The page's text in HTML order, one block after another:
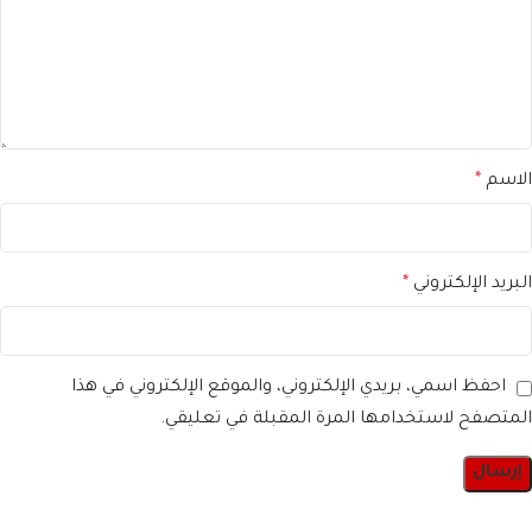
الاسم *
البريد الإلكتروني *
احفظ اسمي، بريدي الإلكتروني، والموقع الإلكتروني في هذا
المتصفح لاستخدامها المرة المقبلة في تعليقي.